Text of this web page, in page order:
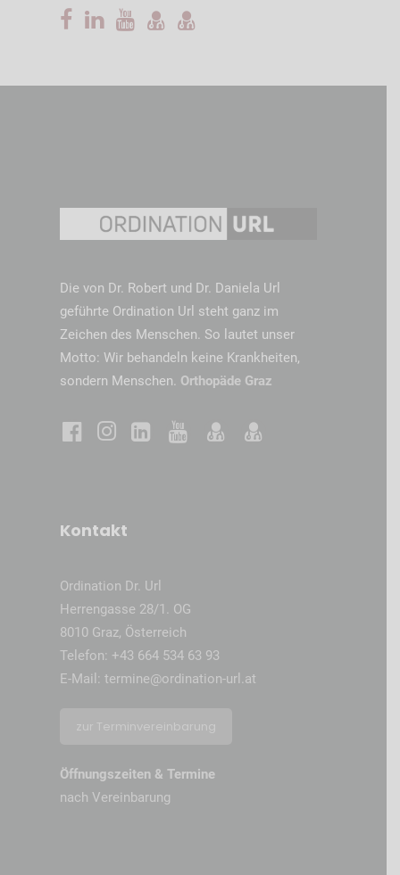
Die von Dr. Robert und Dr. Daniela Url
geführte Ordination Url steht ganz im
Zeichen des Menschen. So lautet unser
Motto: Wir behandeln keine Krankheiten,
sondern Menschen. Orthopäde Graz
Kontakt
Ordination Dr. Url
Herrengasse 28/1. OG
8010 Graz, Österreich
Telefon: +43 664 534 63 93
E-Mail: termine@ordination-url.at
zur Terminvereinbarung
Öffnungszeiten & Termine
nach Vereinbarung